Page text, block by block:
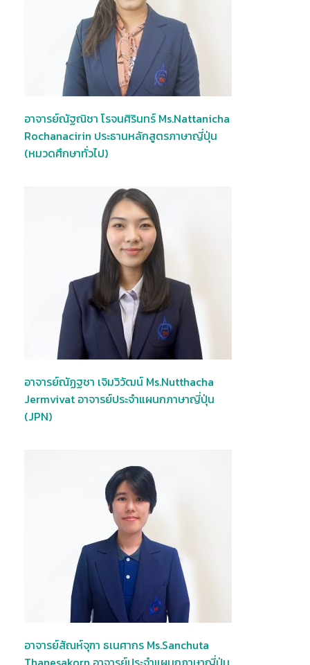
อาจารย์ณัฐณิชา โรจนศิรินทร์ Ms.Nattanicha
Rochanacirin ประธานหลักสูตรภาษาญี่ปุ่น
(หมวดศึกษาทั่วไป)
อาจารย์ณัฏฐชา เจิมวิวัฒน์ Ms.Nutthacha
Jermvivat อาจารย์ประจำแผนกภาษาญี่ปุ่น
(JPN)
อาจารย์สัณห์จุฑา ธเนศากร Ms.Sanchuta